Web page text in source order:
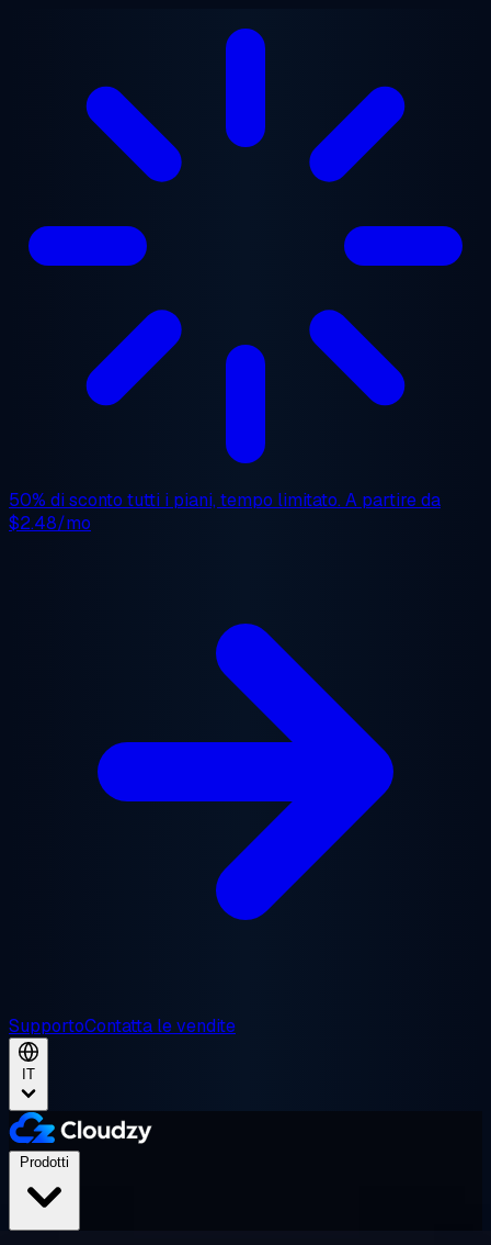
50% di sconto tutti i piani, tempo limitato. A partire da
$2.48/mo
SupportoContatta le vendite
IT